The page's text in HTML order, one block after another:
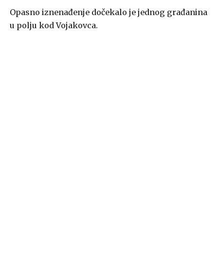
Opasno iznenađenje dočekalo je jednog građanina
u polju kod Vojakovca.